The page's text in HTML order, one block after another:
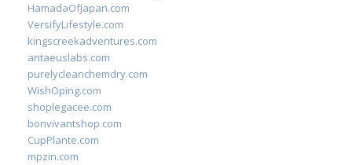
HamadaOfJapan.com
VersifyLifestyle.com
kingscreekadventures.com
antaeuslabs.com
purelycleanchemdry.com
WishOping.com
shoplegacee.com
bonvivantshop.com
CupPlante.com
mpzin.com